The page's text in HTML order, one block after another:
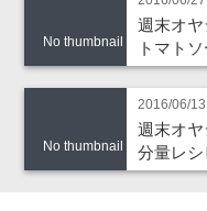
No thumbnail
週末オ
トマト
No thumbnail
2016/06/13
週末オ
分量レシ